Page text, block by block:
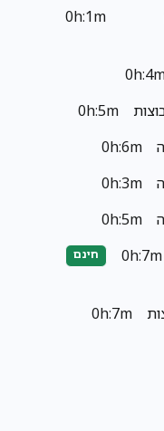
0h:1m
0h:5m
0h:6m
0h:3m
0h:5m
0h:7m חינם
0h:7m